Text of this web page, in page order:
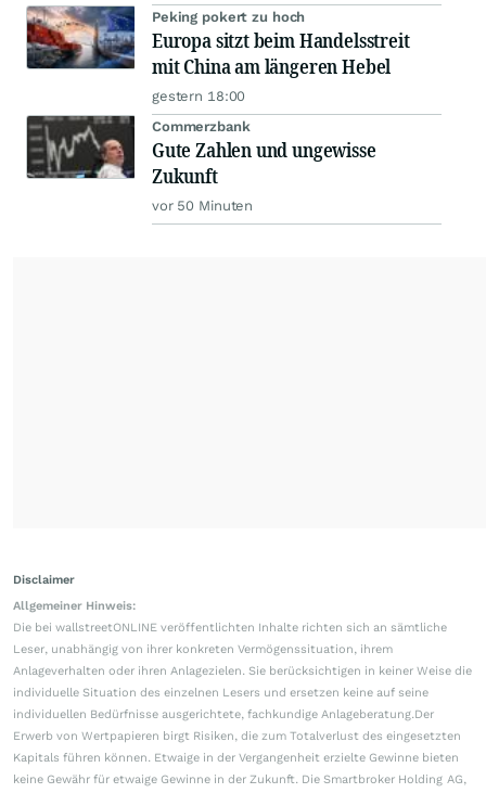
Peking pokert zu hoch
Europa sitzt beim Handelsstreit
mit China am längeren Hebel
gestern 18:00
Commerzbank
Gute Zahlen und ungewisse
Zukunft
vor 50 Minuten
Disclaimer
Allgemeiner Hinweis:
Die bei wallstreetONLINE veröffentlichten Inhalte richten sich an sämtliche
Leser, unabhängig von ihrer konkreten Vermögenssituation, ihrem
Anlageverhalten oder ihren Anlagezielen. Sie berücksichtigen in keiner Weise die
individuelle Situation des einzelnen Lesers und ersetzen keine auf seine
individuellen Bedürfnisse ausgerichtete, fachkundige Anlageberatung.Der
Erwerb von Wertpapieren birgt Risiken, die zum Totalverlust des eingesetzten
Kapitals führen können. Etwaige in der Vergangenheit erzielte Gewinne bieten
keine Gewähr für etwaige Gewinne in der Zukunft. Die Smartbroker Holding AG,